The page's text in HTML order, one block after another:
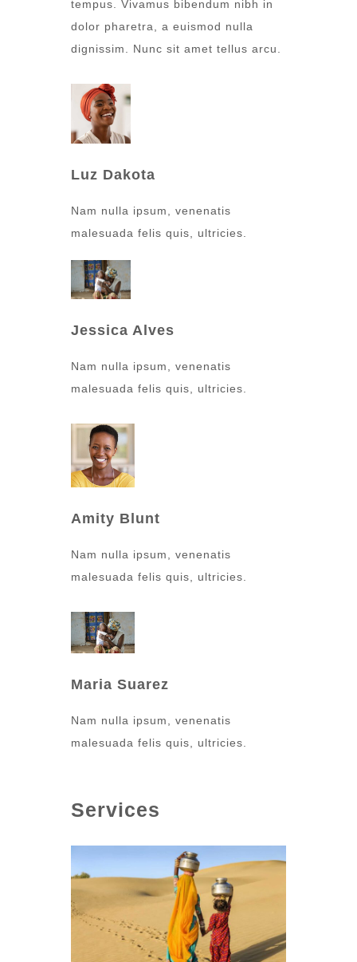
tempus. Vivamus bibendum nibh in
dolor pharetra, a euismod nulla
dignissim. Nunc sit amet tellus arcu.
Luz Dakota
Nam nulla ipsum, venenatis
malesuada felis quis, ultricies.
Jessica Alves
Nam nulla ipsum, venenatis
malesuada felis quis, ultricies.
Amity Blunt
Nam nulla ipsum, venenatis
malesuada felis quis, ultricies.
Maria Suarez
Nam nulla ipsum, venenatis
malesuada felis quis, ultricies.
Services